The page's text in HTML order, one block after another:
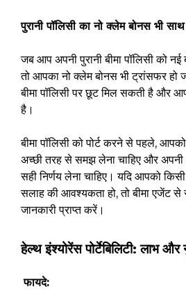
पुरानी पॉलिसी का नो क्लेम बोनस भी
जब आप अपनी पुरानी बीमा पॉलिसी को नई
तो आपका नो क्लेम बोनस भी ट्रांसफर
बीमा पॉलिसी पर छूट मिल सकती है और
है।
बीमा पॉलिसी को पोर्ट करने से पहले,
अच्छी तरह से समझ लेना चाहिए और
सही निर्णय लेना चाहिए। यदि आपको
सलाह की आवश्यकता हो, तो बीमा एजेंट
जानकारी प्राप्त करें।
हेल्थ इंश्योरेंस पोर्टेबिलिटी: लाभ
फायदे: